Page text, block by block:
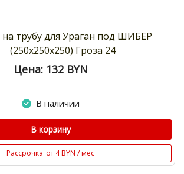
на трубу для Ураган под ШИБЕР
(250х250х250) Гроза 24
Цена: 132 BYN
В наличии
В корзину
Рассрочка от 4 BYN / мес